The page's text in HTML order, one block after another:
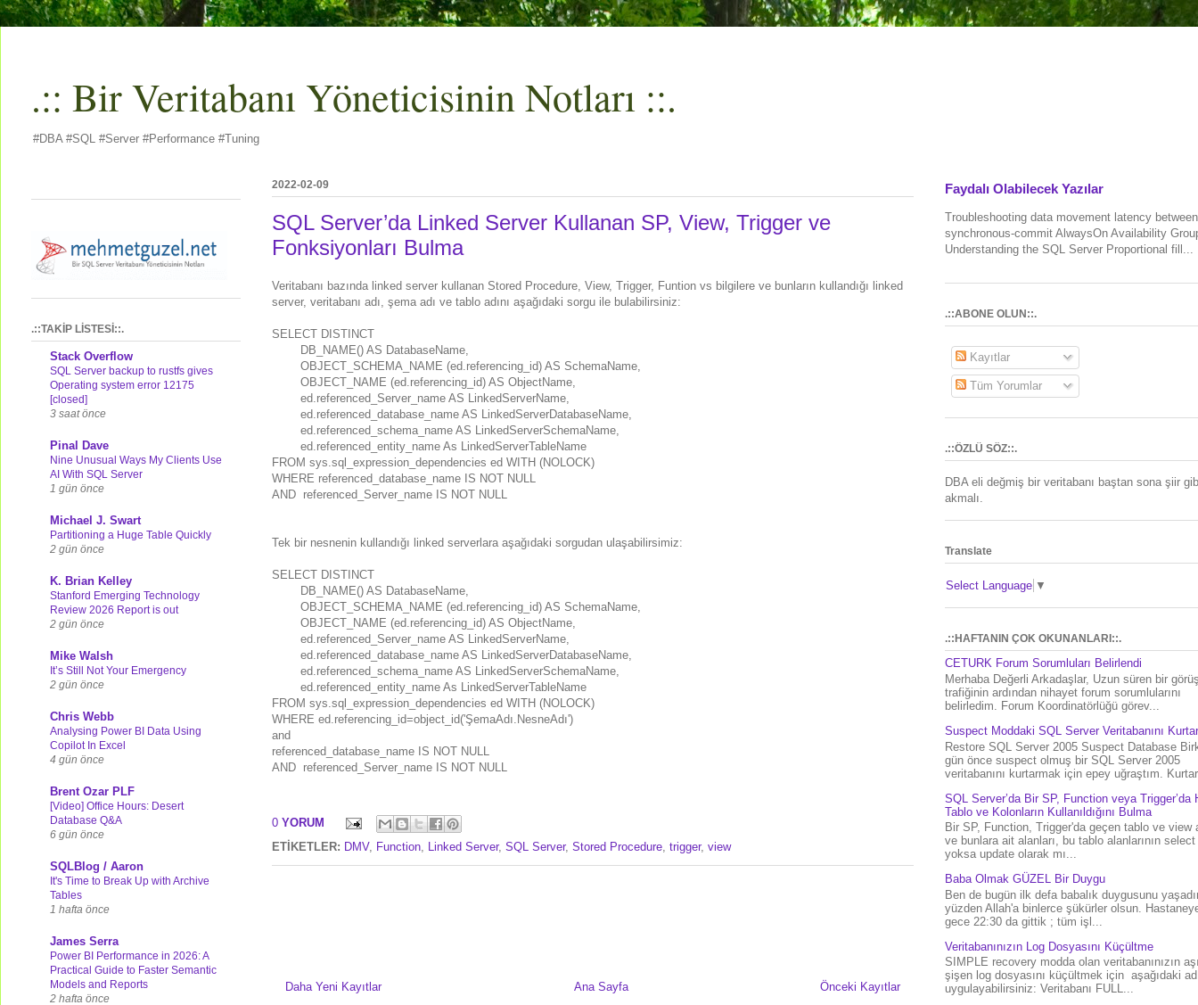
.:: Bir Veritabanı Yöneticisinin Notları ::.
#DBA #SQL #Server #Performance #Tuning
2022-02-09
SQL Server’da Linked Server Kullanan SP, View, Trigger ve
Fonksiyonları Bulma
Veritabanı bazında linked server kullanan Stored Procedure, View, Trigger, Funtion vs bilgilere ve bunların kullandığı linked
server, veritabanı adı, şema adı ve tablo adını aşağıdaki sorgu ile bulabilirsiniz:
SELECT DISTINCT
DB_NAME() AS DatabaseName,
OBJECT_SCHEMA_NAME (ed.referencing_id) AS SchemaName,
OBJECT_NAME (ed.referencing_id) AS ObjectName,
ed.referenced_Server_name AS LinkedServerName,
ed.referenced_database_name AS LinkedServerDatabaseName,
ed.referenced_schema_name AS LinkedServerSchemaName,
ed.referenced_entity_name As LinkedServerTableName
FROM sys.sql_expression_dependencies ed WITH (NOLOCK)
WHERE referenced_database_name IS NOT NULL
AND referenced_Server_name IS NOT NULL
Tek bir nesnenin kullandığı linked serverlara aşağıdaki sorgudan ulaşabilirsimiz:
SELECT DISTINCT
DB_NAME() AS DatabaseName,
OBJECT_SCHEMA_NAME (ed.referencing_id) AS SchemaName,
OBJECT_NAME (ed.referencing_id) AS ObjectName,
ed.referenced_Server_name AS LinkedServerName,
ed.referenced_database_name AS LinkedServerDatabaseName,
ed.referenced_schema_name AS LinkedServerSchemaName,
ed.referenced_entity_name As LinkedServerTableName
FROM sys.sql_expression_dependencies ed WITH (NOLOCK)
WHERE ed.referencing_id=object_id('ŞemaAdı.NesneAdı')
and
referenced_database_name IS NOT NULL
AND referenced_Server_name IS NOT NULL
0 YORUM
ETİKETLER: DMV, Function Linked Server, SQL Server, Stored Procedure trigger, view
Daha Yeni Kayıtlar Önceki Kayıtlar
Ana Sayfa
.::TAKİP LİSTESİ::.
Stack Overflow
SQL Server backup to rustfs gives
Operating system error 12175
[closed]
3 saat önce
Pinal Dave
Nine Unusual Ways My Clients Use
AI With SQL Server
1 gün önce
Michael J. Swart
Partitioning a Huge Table Quickly
2 gün önce
K. Brian Kelley
Stanford Emerging Technology
Review 2026 Report is out
2 gün önce
Mike Walsh
It’s Still Not Your Emergency
2 gün önce
Chris Webb
Analysing Power BI Data Using
Copilot In Excel
4 gün önce
Brent Ozar PLF
[Video] Office Hours: Desert
Database Q&A
6 gün önce
SQLBlog / Aaron
It's Time to Break Up with Archive
Tables
1 hafta önce
James Serra
Power BI Performance in 2026: A
Practical Guide to Faster Semantic
Models and Reports
2 hafta önce
Faydalı Olabilecek Yazılar
Troubleshooting data movement latency between
synchronous-commit AlwaysOn Availability
Understanding the SQL Server Proportional fill...
.::ABONE OLUN::.
Kayıtlar
Tüm Yorumlar
.::ÖZLÜ SÖZ::.
DBA eli değmiş bir veritabanı baştan sona şiir
akmalı.
Translate
Select Language ▼
.::HAFTANIN ÇOK OKUNANLARI::.
CETURK Forum Sorumluları Belirlendi
Merhaba Değerli Arkadaşlar, Uzun süren bir
trafiğinin ardından nihayet forum sorumlularını
belirledim. Forum Koordinatörlüğü görev...
Suspect Moddaki SQL Server Veritabanını
Restore SQL Server 2005 Suspect Database
gün önce suspect olmuş bir SQL Server 2005
veritabanını kurtarmak için epey uğraştım.
SQL Server’da Bir SP, Function veya Trigger’da
Tablo ve Kolonların Kullanıldığını Bulma
Bir SP, Function, Trigger'da geçen tablo ve view
ve bunlara ait alanları, bu tablo alanlarının
yoksa update olarak mı...
Baba Olmak GÜZEL Bir Duygu
Ben de bugün ilk defa babalık duygusunu
yüzden Allah'a binlerce şükürler olsun.
gece 22:30 da gittik ; tüm işl...
Veritabanınızın Log Dosyasını Küçültme
SIMPLE recovery modda olan veritabanınızın
şişen log dosyasını küçültmek için aşağıdaki
uygulayabilirsiniz: Veritabanı FULL...